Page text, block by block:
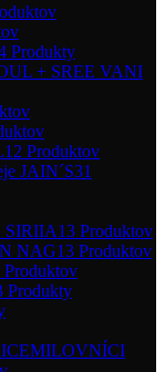
Produkty
+ SREE VANI
12 Produktov
JAIN´S31
SIRIIA13 Produktov
NAG13 Produktov
Produktov
Produkty
MILOVNÍCI